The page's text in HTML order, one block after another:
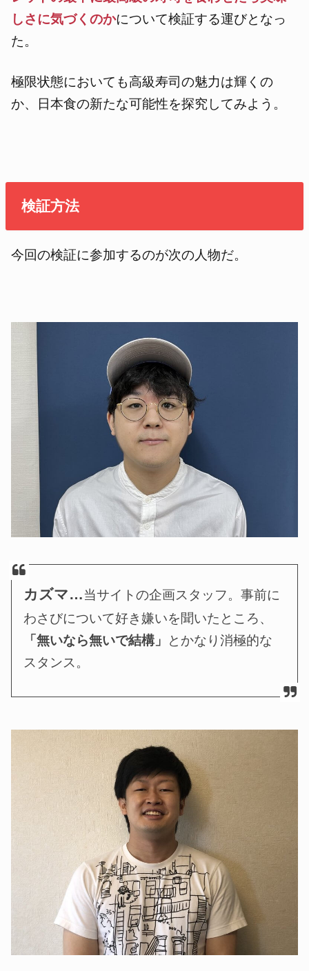
しさに気づくのかについて検証する運びとなっ
た。
極限状態においても高級寿司の魅力は輝くの
か、日本食の新たな可能性を探究してみよう。
検証方法
今回の検証に参加するのが次の人物だ。
カズマ…当サイトの企画スタッフ。事前に
わさびについて好き嫌いを聞いたところ、
「無いなら無いで結構」
とかなり消極的な
スタンス。